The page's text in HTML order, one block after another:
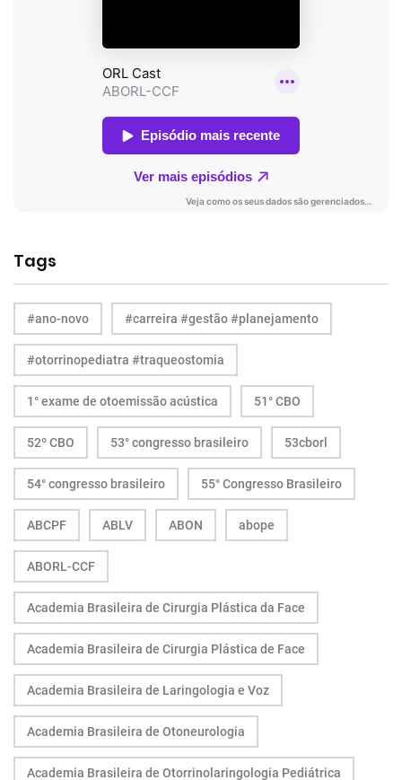
Tags
#ano-novo #carreira #gestão #planejamento
#otorrinopediatra #traqueostomia
1° exame de otoemissão acústica 51° CBO
52º CBO 53° congresso brasileiro 53cborl
54° congresso brasileiro 55° Congresso Brasileiro
ABCPF ABLV ABON abope
ABORL-CCF
Academia Brasileira de Cirurgia Plástica da Face
Academia Brasileira de Cirurgia Plástica de Face
Academia Brasileira de Laringologia e Voz
Academia Brasileira de Otoneurologia
Academia Brasileira de Otorrinolaringologia Pediátrica